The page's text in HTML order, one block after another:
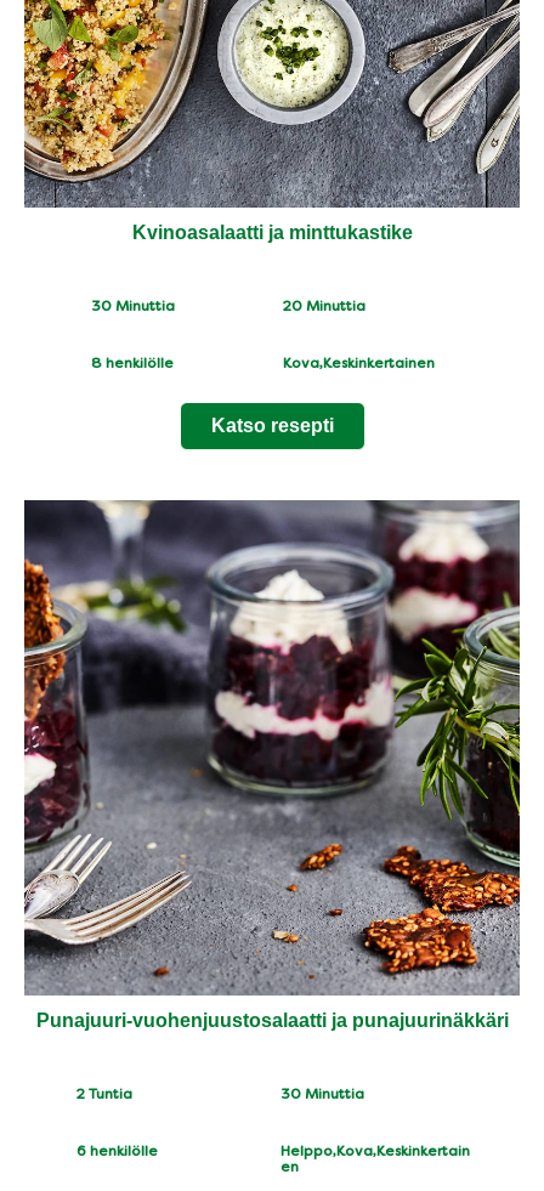
Kvinoasalaatti ja minttukastike
CookingTime
30 Minuttia PreparationTime
20 Minuttia
Servings
8 henkilölle Difficulty
Kova,Keskinkertainen
Katso resepti
Punajuuri-vuohenjuustosalaatti ja punajuurinäkkäri
CookingTime
2 Tuntia PreparationTime
30 Minuttia
Servings
6 henkilölle Difficulty
Helppo,Kova,Keskinkertain
en